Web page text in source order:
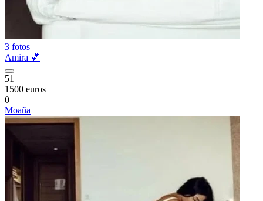
3 fotos
Amira 💕
51
1500 euros
0
Moaña